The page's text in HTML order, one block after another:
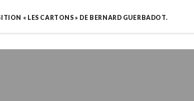
« LES CARTONS » DE BERNARD GUERBADOT.